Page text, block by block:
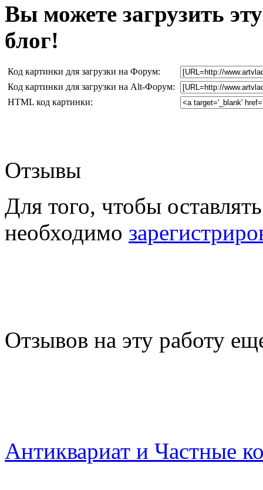
Вы можете загрузить
блог!
Код картинки для загрузки на Форум:
Код картинки для загрузки на Alt-Форум:
HTML код картинки:
Отзывы
Для того, чтобы
необходимо
Отзывов на эту работу
Антиквариат и Частные